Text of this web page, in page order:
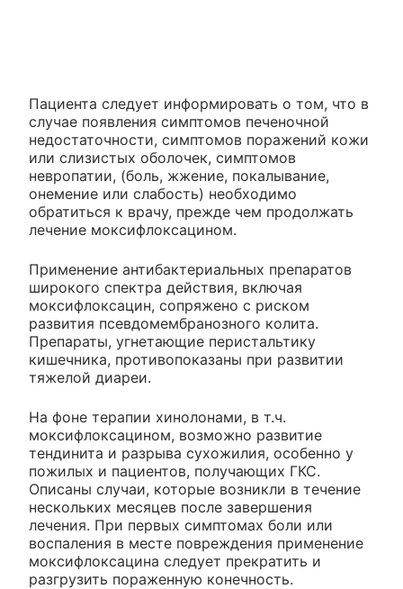
Пациента следует информировать о том, что в
случае появления симптомов печеночной
недостаточности, симптомов поражений кожи
или слизистых оболочек, симптомов
невропатии, (боль, жжение, покалывание,
онемение или слабость) необходимо
обратиться к врачу, прежде чем продолжать
лечение моксифлоксацином.
Применение антибактериальных препаратов
широкого спектра действия, включая
моксифлоксацин, сопряжено с риском
развития псевдомембранозного колита.
Препараты, угнетающие перистальтику
кишечника, противопоказаны при развитии
тяжелой диареи.
На фоне терапии хинолонами, в т.ч.
моксифлоксацином, возможно развитие
тендинита и разрыва сухожилия, особенно у
пожилых и пациентов, получающих ГКС.
Описаны случаи, которые возникли в течение
нескольких месяцев после завершения
лечения. При первых симптомах боли или
воспаления в месте повреждения применение
моксифлоксацина следует прекратить и
разгрузить пораженную конечность.